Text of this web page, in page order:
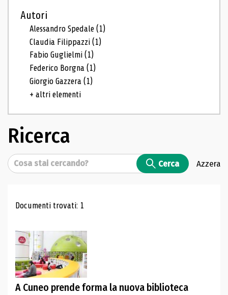
Autori
Alessandro Spedale(1)
Claudia Filippazzi(1)
Fabio Guglielmi(1)
Federico Borgna(1)
Giorgio Gazzera(1)
+ altri elementi
Ricerca
Cerca Cerca Azzera
Risultati di ricerca
Documenti trovati: 1
A Cuneo prende forma la nuova biblioteca